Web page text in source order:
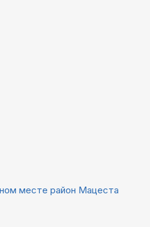
месте район Мацеста